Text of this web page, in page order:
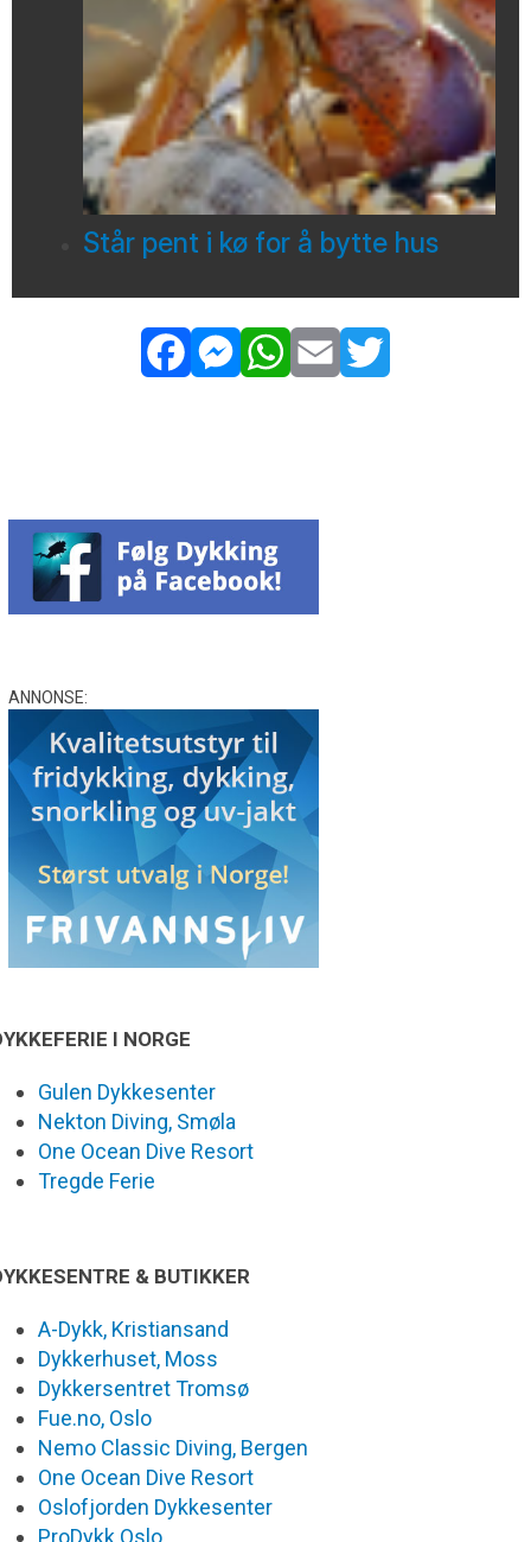
Står pent i kø for å bytte hus
ANNONSE:
I NORGE
Gulen Dykkesenter
Nekton Diving, Smøla
One Ocean Dive Resort
Tregde Ferie
& BUTIKKER
A-Dykk, Kristiansand
Dykkerhuset, Moss
Dykkersentret Tromsø
Fue.no, Oslo
Nemo Classic Diving, Bergen
One Ocean Dive Resort
Oslofjorden Dykkesenter
ProDykk Oslo